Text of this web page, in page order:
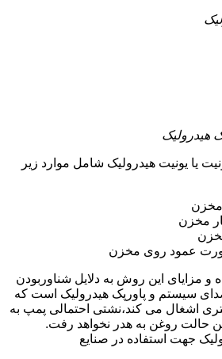
هیدرولیک
یا یونیت هیدرولیک شامل موارد زیر
مخزن
مخزن
عمود روی مخزن
و مزایای این روش به دلایل شناوربودن
سیستم و پاورپک هیدرولیک است که
اشغال می کند،نشتی احتمالی پمپ به
حالت روغن به هدر نخواهد رفت.
جهت استفاده در صنایع